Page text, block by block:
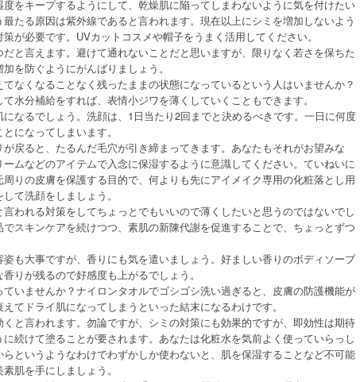
をキープするようにして、乾燥肌に陥ってしまわないように気を付けたい
たる原因は紫外線であると言われます。現在以上にシミを増加しないよう
が必要です。UVカットコスメや帽子をうまく活用してください。
と言えます。避けて通れないことだと思いますが、限りなく若さを保ちた
を防ぐようにがんばりましょう。
なくなることなく残ったままの状態になっているという人はいませんか？
水分補給をすれば、表情小ジワを薄くしていくこともできます。
なるでしょう。洗顔は、1日当たり2回までと決めるべきです。一日に何度
になってしまいます。
戻ると、たるんだ毛穴が引き締まってきます。あなたもそれがお望みな
ムなどのアイテムで入念に保湿するように意識してください。ていねいに
りの皮膚を保護する目的で、何よりも先にアイメイク専用の化粧落とし用
て洗顔をしましょう。
われる対策をしてちょっとでもいいので薄くしたいと思うのではないでし
スキンケアを続けつつ、素肌の新陳代謝を促進することで、ちょっとずつ
も大事ですが、香りにも気を遣いましょう。好ましい香りのボディソープ
りが残るので好感度も上がるでしょう。
いませんか？ナイロンタオルでゴシゴシ洗い過ぎると、皮膚の防護機能が
てドライ肌になってしまうといった結末になるわけです。
と言われます。勿論ですが、シミの対策にも効果的ですが、即効性は期待
続けて塗ることが要されます。あなたは化粧水を気前よく使っていらっし
というようなわけでわずかしか使わないと、肌を保湿することなど不可能
肌を手にしましょう。